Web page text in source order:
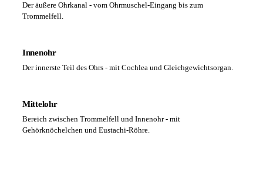
Der äußere Ohrkanal - vom Ohrmuschel-Eingang bis zum
Trommelfell.
Innenohr
Der innerste Teil des Ohrs - mit Cochlea und Gleichgewichtsorgan.
Mittelohr
Bereich zwischen Trommelfell und Innenohr - mit
Gehörknöchelchen und Eustachi-Röhre.